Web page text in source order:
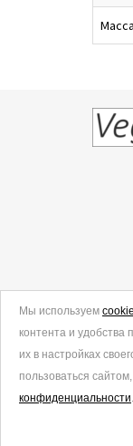
©
Все
Мы используем
контента и удобства
их в настройках
пользоваться
конфиденциальности.